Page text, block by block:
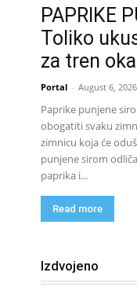
PAPRIKE
Toliko
za tren
Portal - August 6, 2026
Paprike punjene
obogatiti svaku
zimnicu koja će
punjene sirom
paprika i...
Read more
Izdvojeno